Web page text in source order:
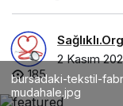
Sağlıklı.Org
2 Kasım
185
bursadaki-tekstil-
mudahale.jpg